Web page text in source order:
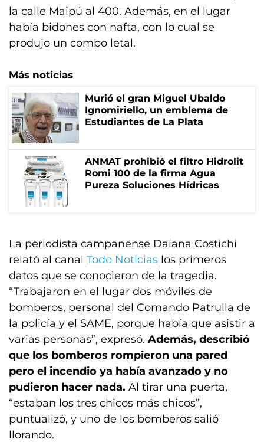
la calle Maipú al 400. Además, en el lugar
había bidones con nafta, con lo cual se
produjo un combo letal.
Más noticias
Murió el gran Miguel Ubaldo
Ignomiriello, un emblema de
Estudiantes de La Plata
ANMAT prohibió el filtro Hidrolit
Romi 100 de la firma Agua
Pureza Soluciones Hídricas
La periodista campanense Daiana Costichi
relató al canal Todo Noticias los primeros
datos que se conocieron de la tragedia.
“Trabajaron en el lugar dos móviles de
bomberos, personal del Comando Patrulla de
la policía y el SAME, porque había que asistir a
varias personas”, expresó. Además, describió
que los bomberos rompieron una pared
pero el incendio ya había avanzado y no
pudieron hacer nada. Al tirar una puerta,
“estaban los tres chicos más chicos”,
puntualizó, y uno de los bomberos salió
llorando.